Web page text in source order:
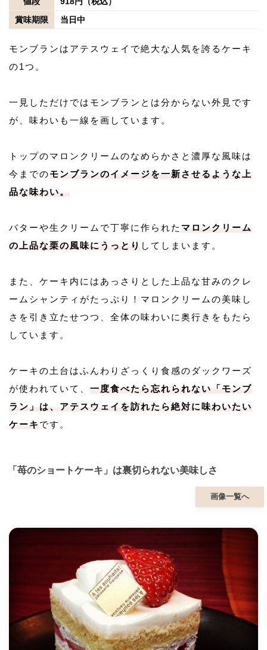
賞味期限
当日中
モンブランはアテスウェイで絶大な人気を誇るケーキ
の1つ。
一見しただけではモンブランとは分からない外見です
が、味わいも一線を画しています。
トップのマロンクリームのなめらかさと濃厚な風味は
今までのモンブランのイメージを一新させるような上
品な味わい。
バターや生クリームで丁寧に作られた マロンクリーム
の上品な栗の風味にうっとり してしまいます。
また、ケーキ内にはあっさりとした上品な甘みのクレ
ームシャンティがたっぷり！マロンクリームの美味し
さを引き立たせつつ、全体の味わいに奥行きをもたら
しています。
ケーキの土台はふんわりざっくり食感のダックワーズ
が使われていて、 一度食べたら忘れられない「モンブ
ラン」は、アテスウェイを訪れたら絶対に味わいたい
ケーキ です。
「苺のショートケーキ」は裏切られない美味しさ
画像一覧へ